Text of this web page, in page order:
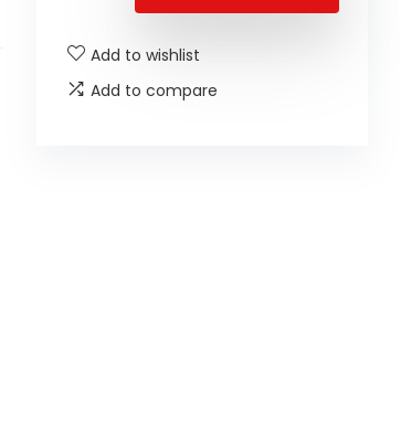
Add to wishlist
Add to compare